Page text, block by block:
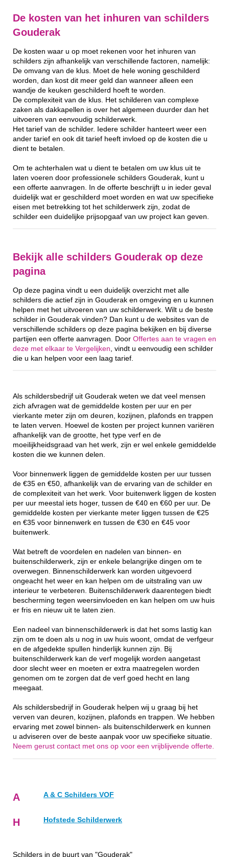
De kosten van het inhuren van schilders
Gouderak
De kosten waar u op moet rekenen voor het inhuren van
schilders zijn afhankelijk van verschillende factoren, namelijk:
De omvang van de klus. Moet de hele woning geschilderd
worden, dan kost dit meer geld dan wanneer alleen een
wandje de keuken geschilderd hoeft te worden.
De complexiteit van de klus. Het schilderen van complexe
zaken als dakkapellen is over het algemeen duurder dan het
uitvoeren van eenvoudig schilderwerk.
Het tarief van de schilder. Iedere schilder hanteert weer een
ander tarief en ook dit tarief heeft invloed op de kosten die u
dient te betalen.
Om te achterhalen wat u dient te betalen om uw klus uit te
laten voeren door professionele schilders Gouderak, kunt u
een offerte aanvragen. In de offerte beschrijft u in ieder geval
duidelijk wat er geschilderd moet worden en wat uw specifieke
eisen met betrekking tot het schilderwerk zijn, zodat de
schilder een duidelijke prijsopgaaf van uw project kan geven.
Bekijk alle schilders Gouderak op deze
pagina
Op deze pagina vindt u een duidelijk overzicht met alle
schilders die actief zijn in Gouderak en omgeving en u kunnen
helpen met het uitvoeren van uw schilderwerk. Wilt u de beste
schilder in Gouderak vinden? Dan kunt u de websites van de
verschillende schilders op deze pagina bekijken en bij diverse
partijen een offerte aanvragen. Door Offertes aan te vragen en
deze met elkaar te Vergelijken , vindt u eenvoudig een schilder
die u kan helpen voor een laag tarief.
Als schildersbedrijf uit Gouderak weten we dat veel mensen
zich afvragen wat de gemiddelde kosten per uur en per
vierkante meter zijn om deuren, kozijnen, plafonds en trappen
te laten verven. Hoewel de kosten per project kunnen variëren
afhankelijk van de grootte, het type verf en de
moeilijkheidsgraad van het werk, zijn er wel enkele gemiddelde
kosten die we kunnen delen.
Voor binnenwerk liggen de gemiddelde kosten per uur tussen
de €35 en €50, afhankelijk van de ervaring van de schilder en
de complexiteit van het werk. Voor buitenwerk liggen de kosten
per uur meestal iets hoger, tussen de €40 en €60 per uur. De
gemiddelde kosten per vierkante meter liggen tussen de €25
en €35 voor binnenwerk en tussen de €30 en €45 voor
buitenwerk.
Wat betreft de voordelen en nadelen van binnen- en
buitenschilderwerk, zijn er enkele belangrijke dingen om te
overwegen. Binnenschilderwerk kan worden uitgevoerd
ongeacht het weer en kan helpen om de uitstraling van uw
interieur te verbeteren. Buitenschilderwerk daarentegen biedt
bescherming tegen weersinvloeden en kan helpen om uw huis
er fris en nieuw uit te laten zien.
Een nadeel van binnenschilderwerk is dat het soms lastig kan
zijn om te doen als u nog in uw huis woont, omdat de verfgeur
en de afgedekte spullen hinderlijk kunnen zijn. Bij
buitenschilderwerk kan de verf mogelijk worden aangetast
door slecht weer en moeten er extra maatregelen worden
genomen om te zorgen dat de verf goed hecht en lang
meegaat.
Als schildersbedrijf in Gouderak helpen wij u graag bij het
verven van deuren, kozijnen, plafonds en trappen. We hebben
ervaring met zowel binnen- als buitenschilderwerk en kunnen
u adviseren over de beste aanpak voor uw specifieke situatie.
Neem gerust contact met ons op voor een vrijblijvende offerte.
A A & C Schilders VOF
H Hofstede Schilderwerk
Schilders in de buurt van "Gouderak"